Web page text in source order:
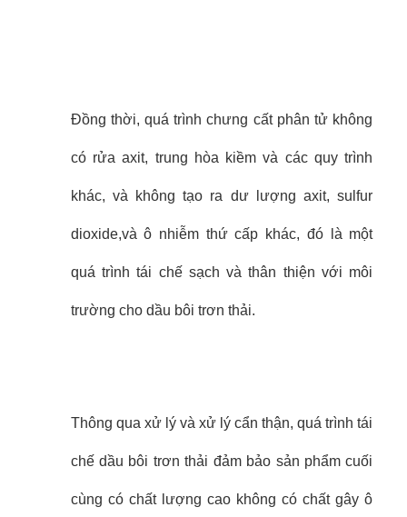
Đồng thời, quá trình chưng cất phân tử không
có rửa axit, trung hòa kiềm và các quy trình
khác, và không tạo ra dư lượng axit, sulfur
dioxide,và ô nhiễm thứ cấp khác, đó là một
quá trình tái chế sạch và thân thiện với môi
trường cho dầu bôi trơn thải.
Thông qua xử lý và xử lý cẩn thận, quá trình tái
chế dầu bôi trơn thải đảm bảo sản phẩm cuối
cùng có chất lượng cao không có chất gây ô